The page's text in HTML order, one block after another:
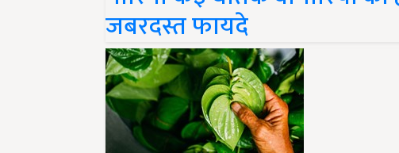
जबरदस्त फायदे